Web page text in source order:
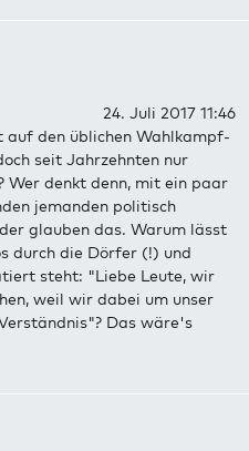
24. Juli 2017 11:46
den üblichen Wahlkampf-
seit Jahrzehnten nur
denkt denn, mit ein paar
jemanden politisch
glauben das. Warum lässt
durch die Dörfer (!) und
steht: "Liebe Leute, wir
weil wir dabei um unser
Das wäre's